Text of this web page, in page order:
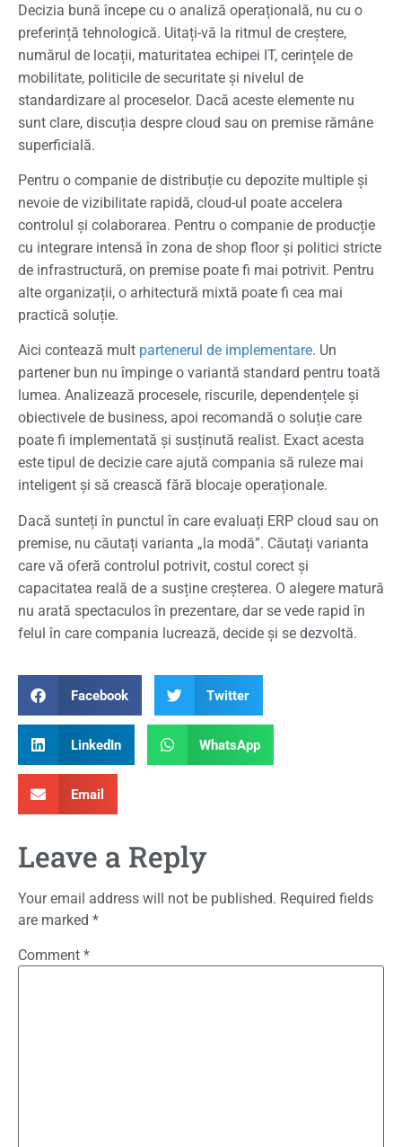
Decizia bună începe cu o analiză operațională, nu cu o
preferință tehnologică. Uitați-vă la ritmul de creștere,
numărul de locații, maturitatea echipei IT, cerințele de
mobilitate, politicile de securitate și nivelul de
standardizare al proceselor. Dacă aceste elemente nu
sunt clare, discuția despre cloud sau on premise rămâne
superficială.
Pentru o companie de distribuție cu depozite multiple și
nevoie de vizibilitate rapidă, cloud-ul poate accelera
controlul și colaborarea. Pentru o companie de producție
cu integrare intensă în zona de shop floor și politici stricte
de infrastructură, on premise poate fi mai potrivit. Pentru
alte organizații, o arhitectură mixtă poate fi cea mai
practică soluție.
Aici contează mult partenerul de implementare. Un
partener bun nu împinge o variantă standard pentru toată
lumea. Analizează procesele, riscurile, dependențele și
obiectivele de business, apoi recomandă o soluție care
poate fi implementată și susținută realist. Exact acesta
este tipul de decizie care ajută compania să ruleze mai
inteligent și să crească fără blocaje operaționale.
Dacă sunteți în punctul în care evaluați ERP cloud sau on
premise, nu căutați varianta „la modă”. Căutați varianta
care vă oferă controlul potrivit, costul corect și
capacitatea reală de a susține creșterea. O alegere matură
nu arată spectaculos în prezentare, dar se vede rapid în
felul în care compania lucrează, decide și se dezvoltă.
Facebook Twitter
LinkedIn WhatsApp
Email
Leave a Reply
Your email address will not be published. Required fields
are marked *
Comment *